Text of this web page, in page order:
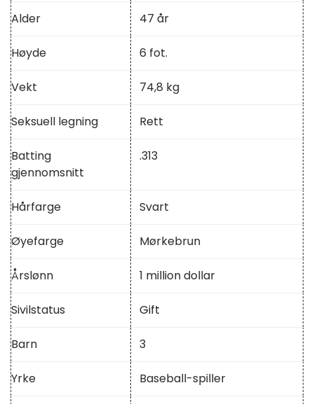
Alder 47 år
Høyde 6 fot.
Vekt 74,8 kg
Seksuell legning Rett
Batting
gjennomsnitt
.313
Hårfarge Svart
Øyefarge Mørkebrun
Årslønn 1 million dollar
Sivilstatus Gift
Barn 3
Yrke Baseball-spiller